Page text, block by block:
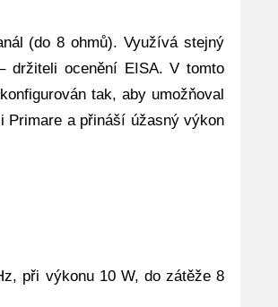
(do 8 ohmů). Využívá stejný
držiteli ocenění EISA. V tomto
tak, aby umožňoval
Primare a přináší úžasný výkon
při výkonu 10 W, do zátěže 8